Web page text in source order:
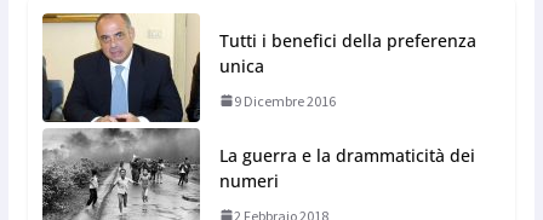
Tutti i benefici della preferenza
unica
9 Dicembre 2016
La guerra e la drammaticità dei
numeri
2 Febbraio 2018